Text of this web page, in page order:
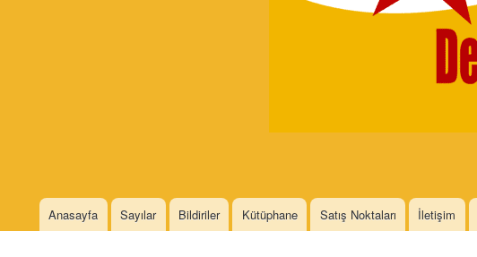
Main menu
Anasayfa Sayılar Bildiriler Kütüphane Satış Noktaları İletişim